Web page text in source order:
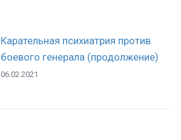
Карательная психиатрия против
боевого генерала (продолжение)
06.02.2021